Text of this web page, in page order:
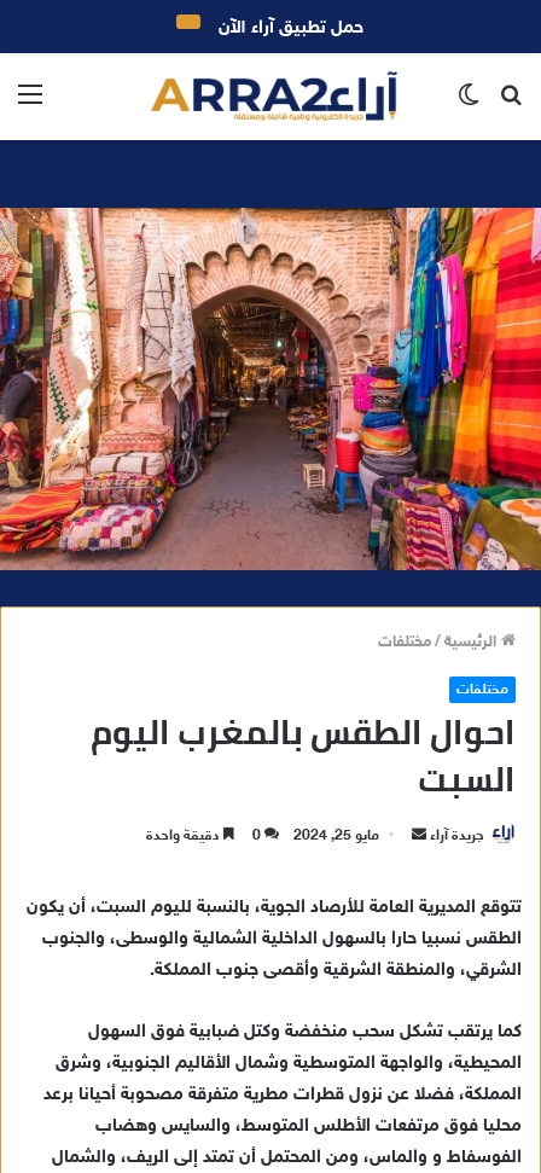
بحث
الرئيسية/مختلفات
مختلفات
احوال الطقس بالمغرب اليوم
السبت
جريدة آراء
ر
د
ا
إ
ل
ك
مايو 25, 2024 0 دقيقة واحدة
تتوقع المديرية العامة للأرصاد الجوية، بالنسبة لليوم السبت، أن يكون
الطقس نسبيا حارا بالسهول الداخلية الشمالية والوسطى، والجنوب
الشرقي، والمنطقة الشرقية وأقصى جنوب المملكة.
كما يرتقب تشكل سحب منخفضة وكتل ضبابية فوق السهول
المحيطية، والواجهة المتوسطية وشمال الأقاليم الجنوبية، وشرق
المملكة، فضلا عن نزول قطرات مطرية متفرقة مصحوبة أحيانا برعد
محليا فوق مرتفعات الأطلس المتوسط، والسايس وهضاب
الفوسفاط و والماس، ومن المحتمل أن تمتد إلى الريف، والشمال
حمل تطبيق آراء الآن